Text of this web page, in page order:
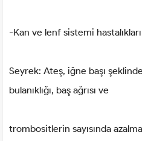
-Kan ve lenf sistemi hastalıkları
Seyrek: Ateş, iğne başı
bulanıklığı, baş ağrısı ve
trombositlerin sayısında